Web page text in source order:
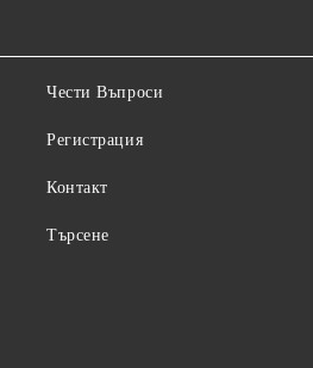
Чести Въпроси
Регистрация
Контакт
Търсене